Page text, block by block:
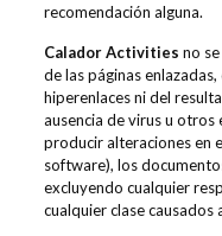
recomendación alguna.
Calador Activities no
de las páginas
hiperenlaces ni del
ausencia de virus u otros
producir alteraciones en
software), los
excluyendo cualquier
cualquier clase causados